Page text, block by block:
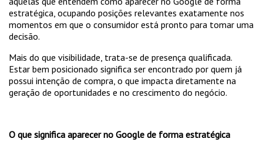
estratégica, ocupando posições relevantes exatamente nos
momentos em que o consumidor está pronto para tomar uma
decisão.
Mais do que visibilidade, trata-se de presença qualificada.
Estar bem posicionado significa ser encontrado por quem já
possui intenção de compra, o que impacta diretamente na
geração de oportunidades e no crescimento do negócio.
O que significa aparecer no Google de forma estratégica